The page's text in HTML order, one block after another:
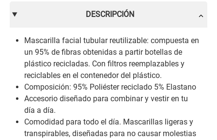
DESCRIPCIÓN
Mascarilla facial tubular reutilizable: compuesta en
un 95% de fibras obtenidas a partir botellas de
plástico recicladas. Con filtros reemplazables y
reciclables en el contenedor del plástico.
Composición: 95% Poliéster reciclado 5% Elastano
Accesorio diseñado para combinar y vestir en tu
día a día.
Comodidad para todo el día. Mascarillas ligeras y
transpirables, diseñadas para no causar molestias